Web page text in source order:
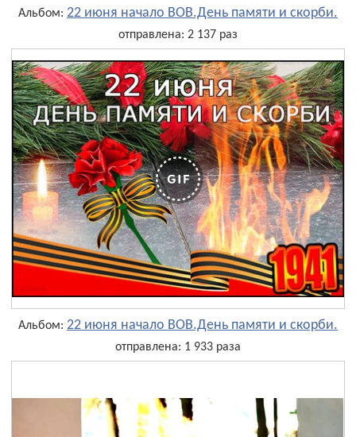
Альбом: 22 июня начало ВОВ.День памяти и скорби.
отправлена: 2 137 раз
Альбом: 22 июня начало ВОВ.День памяти и скорби.
отправлена: 1 933 раза